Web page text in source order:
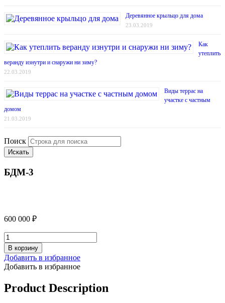
Деревянное крыльцо для дома
23.03.2019
Как
утеплить
веранду изнутри и снаружи ни зиму?
22.03.2019
Виды террас на
участке с частным
домом
21.03.2019
Поиск
Искать
БДМ-3
600 000 ₽
В корзину
Добавить в избранное
Добавить в избранное
Product Description